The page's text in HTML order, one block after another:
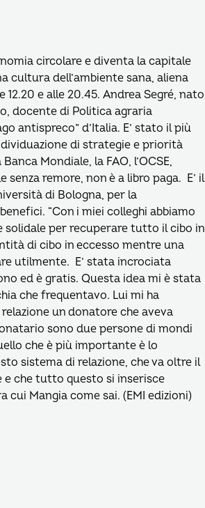
circolare e diventa la capitale
cultura dell’ambiente sana, aliena
e alle 20.45. Andrea Segré, nato
docente di Politica agraria
antispreco” d’Italia. E’ stato il più
di strategie e priorità
Mondiale, la FAO, l’OCSE,
remore, non è a libro paga. E’ il
di Bologna, per la
“Con i miei colleghi abbiamo
solidale per recuperare tutto il cibo in
di cibo in eccesso mentre una
utilmente. E’ stata incrociata
ed è gratis. Questa idea mi è stata
che frequentavo. Lui mi ha
un donatore che aveva
sono due persone di mondi
che è più importante è lo
sistema di relazione, che va oltre il
e che tutto questo si inserisce
Mangia come sai. (EMI edizioni)